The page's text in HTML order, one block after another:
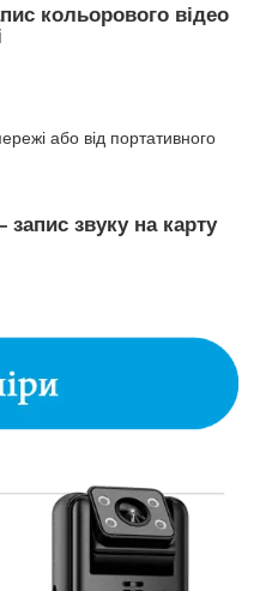
кольорового відео
або від портативного
звуку на карту